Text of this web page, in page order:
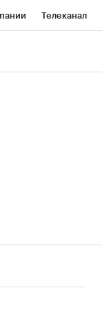
Телеканал